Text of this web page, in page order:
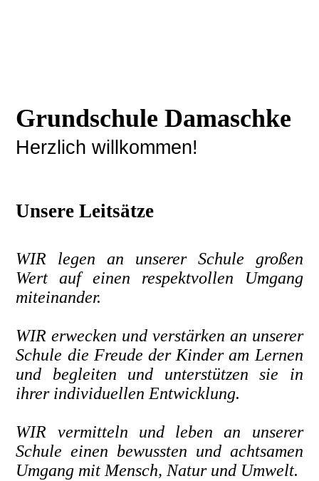
Grundschule Damaschke
Herzlich willkommen!
Unsere Leitsätze
WIR legen an unserer Schule großen
Wert auf einen respektvollen Umgang
miteinander.
WIR erwecken und verstärken an unserer
Schule die Freude der Kinder am Lernen
und begleiten und unterstützen sie in
ihrer individuellen Entwicklung.
WIR vermitteln und leben an unserer
Schule einen bewussten und achtsamen
Umgang mit Mensch, Natur und Umwelt.